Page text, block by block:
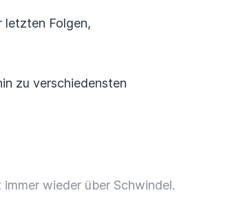
letzten Folgen,
zu verschiedensten
wieder über Schwindel.